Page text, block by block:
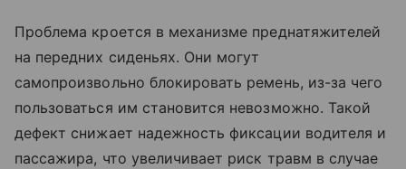
Проблема кроется в механизме преднатяжителей
на передних сиденьях. Они могут
самопроизвольно блокировать ремень, из-за чего
пользоваться им становится невозможно. Такой
дефект снижает надежность фиксации водителя и
пассажира, что увеличивает риск травм в случае